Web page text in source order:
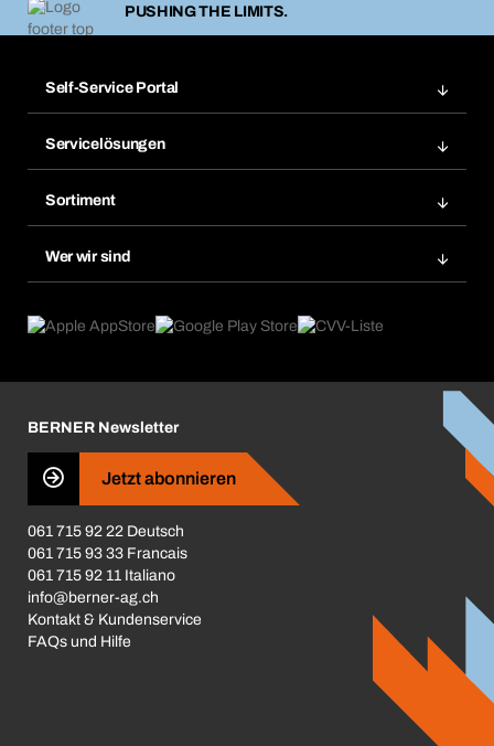
PUSHING THE LIMITS.
Self-Service Portal
Merklisten
Nachbestellung
Dauerauftrag
Servicelösungen
Gefahrenstoffdatenbank
eProcurement
Produktfinder
Sortiment
Wer wir sind
Was uns antreibt
Business Conduct
BERNER Newsletter
Jetzt abonnieren
061 715 92 22 Deutsch
061 715 93 33 Francais
061 715 92 11 Italiano
info@berner-ag.ch
Kontakt & Kundenservice
FAQs und Hilfe